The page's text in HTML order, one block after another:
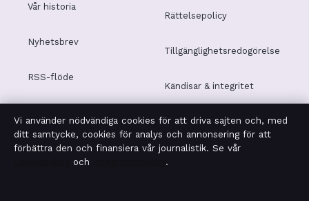
Vår historia
Nyhetsbrev
RSS-flöde
Rättelsepolicy
Tillgänglighetsredogörelse
Kändisar & integritet
Integritetspolicy
Vi använder nödvändiga cookies för att driva sajten och, med
ditt samtycke, cookies för analys och annonsering för att
förbättra den och finansiera vår journalistik. Se vår
och .